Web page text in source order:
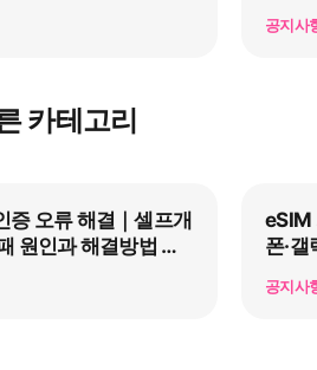
공지사
카테고리
증 오류 해결｜셀프개
원인과 해결방법 총
eSIM
폰·
공지사